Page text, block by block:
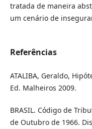
tratada de maneira
um cenário de
Referências
ATALIBA, Geraldo,
Ed. Malheiros 2009.
BRASIL. Código de
de Outubro de 1966.